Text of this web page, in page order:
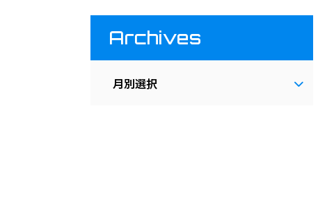
Archives
月別選択